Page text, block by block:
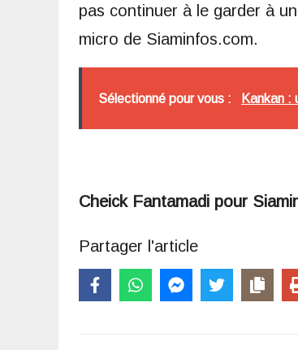
pas continuer à le garder à
micro de Siaminfos.com.
Sélectionné pour vous : Kankan :
Cheick Fantamadi pour
Partager l'article